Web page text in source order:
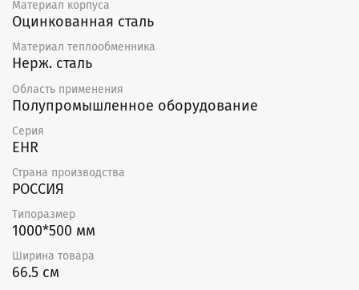
Материал корпуса
Оцинкованная сталь
Материал теплообменника
Нерж. сталь
Область применения
Полупромышленное оборудование
Серия
EHR
Страна производства
РОССИЯ
Типоразмер
1000*500 мм
Ширина товара
66.5 см